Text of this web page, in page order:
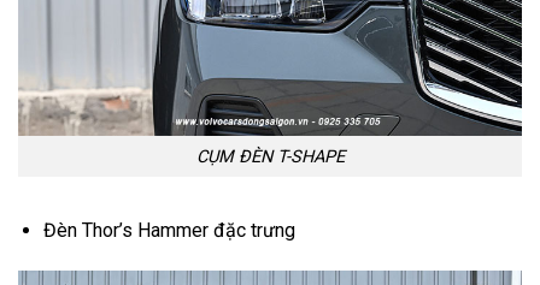
CỤM ĐÈN T-SHAPE
Đèn Thor’s Hammer đặc trưng